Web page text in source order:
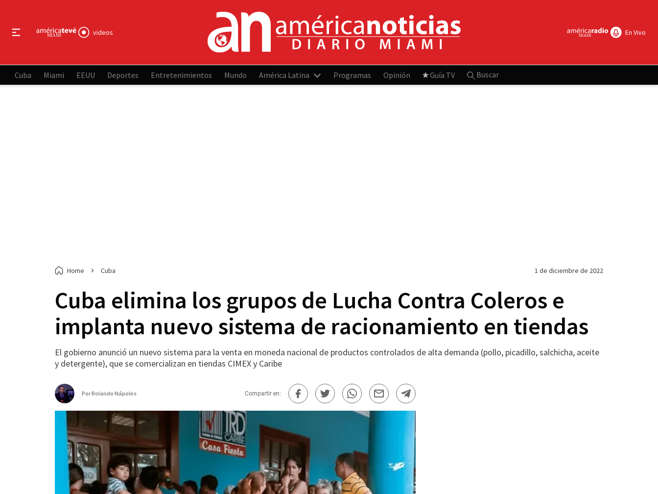
videos En Vivo
Cuba Miami EEUU Deportes Entretenimientos Mundo América Latina Programas Opinión Guía TV Buscar
Home Cuba 1 de diciembre de 2022
Cuba elimina los grupos de Lucha Contra Coleros e
implanta nuevo sistema de racionamiento en tiendas
El gobierno anunció un nuevo sistema para la venta en moneda nacional de productos controlados de alta demanda (pollo, picadillo, salchicha, aceite
y detergente), que se comercializan en tiendas CIMEX y Caribe
PorRolando Nápoles Compartir en: